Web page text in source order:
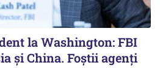
la Washington: FBI
și China. Foștii agenți